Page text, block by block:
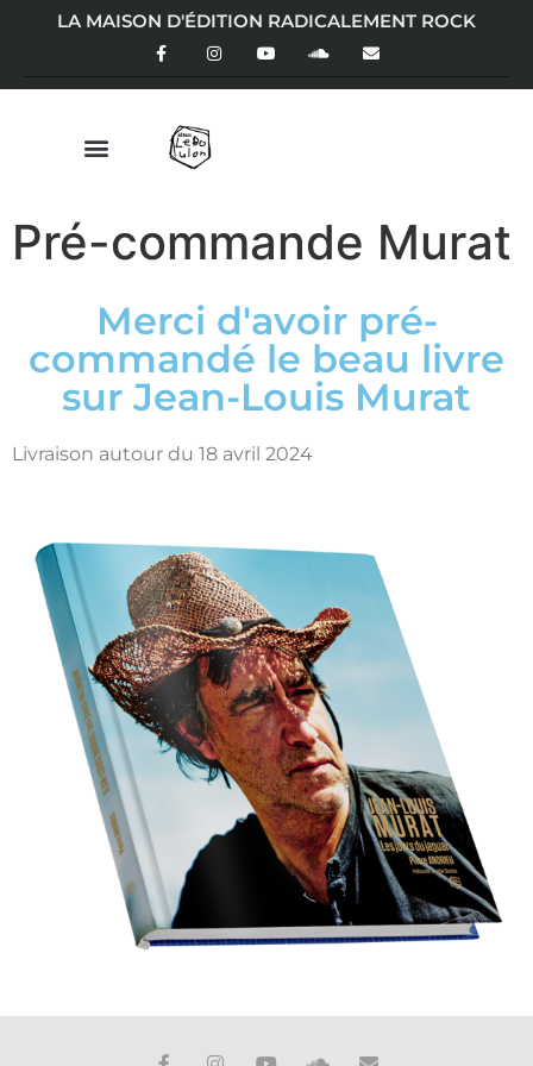
LA MAISON D'ÉDITION RADICALEMENT ROCK
Pré-commande Murat
Merci d'avoir pré-
commandé le beau livre
sur Jean-Louis Murat
Livraison autour du 18 avril 2024